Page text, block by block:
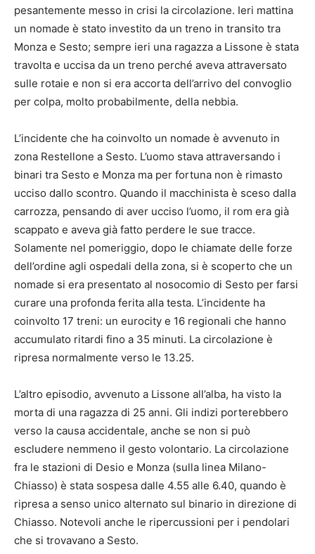
pesantemente messo in crisi la circolazione. Ieri mattina
un nomade è stato investito da un treno in transito tra
Monza e Sesto; sempre ieri una ragazza a Lissone è stata
travolta e uccisa da un treno perché aveva attraversato
sulle rotaie e non si era accorta dell’arrivo del convoglio
per colpa, molto probabilmente, della nebbia.
L’incidente che ha coinvolto un nomade è avvenuto in
zona Restellone a Sesto. L’uomo stava attraversando i
binari tra Sesto e Monza ma per fortuna non è rimasto
ucciso dallo scontro. Quando il macchinista è sceso dalla
carrozza, pensando di aver ucciso l’uomo, il rom era già
scappato e aveva già fatto perdere le sue tracce.
Solamente nel pomeriggio, dopo le chiamate delle forze
dell’ordine agli ospedali della zona, si è scoperto che un
nomade si era presentato al nosocomio di Sesto per farsi
curare una profonda ferita alla testa. L’incidente ha
coinvolto 17 treni: un eurocity e 16 regionali che hanno
accumulato ritardi fino a 35 minuti. La circolazione è
ripresa normalmente verso le 13.25.
L’altro episodio, avvenuto a Lissone all’alba, ha visto la
morta di una ragazza di 25 anni. Gli indizi porterebbero
verso la causa accidentale, anche se non si può
escludere nemmeno il gesto volontario. La circolazione
fra le stazioni di Desio e Monza (sulla linea Milano-
Chiasso) è stata sospesa dalle 4.55 alle 6.40, quando è
ripresa a senso unico alternato sul binario in direzione di
Chiasso. Notevoli anche le ripercussioni per i pendolari
che si trovavano a Sesto.